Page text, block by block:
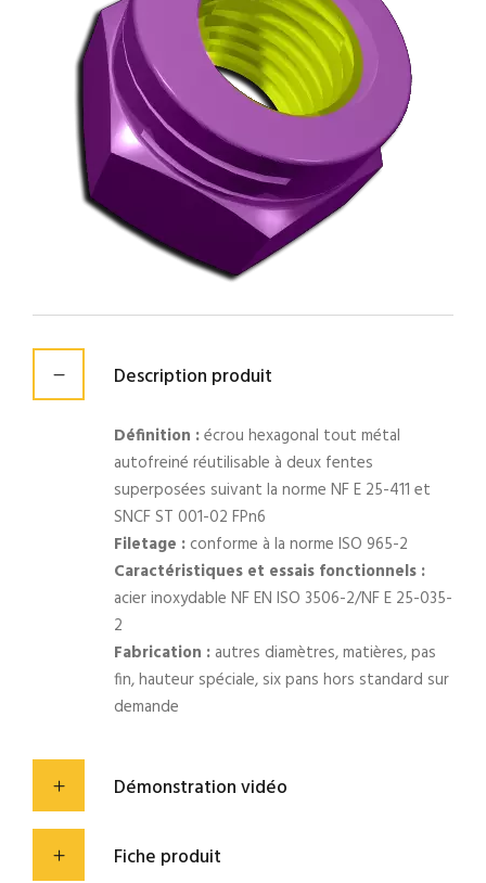
Description produit
Définition :écrou hexagonal tout métal
autofreiné réutilisable à deux fentes
superposées suivant la norme NF E 25-411 et
SNCF ST 001-02 FPn6
Filetage : conforme à la norme ISO 965-2
Caractéristiques et essais fonctionnels :
acier inoxydable NF EN ISO 3506-2/NF E 25-035-
2
Fabrication : autres diamètres, matières, pas
fin, hauteur spéciale, six pans hors standard sur
demande
Démonstration vidéo
Fiche produit